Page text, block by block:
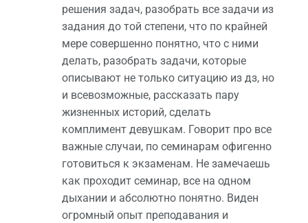
решения задач, разобрать все задачи из
задания до той степени, что по крайней
мере совершенно понятно, что с ними
делать, разобрать задачи, которые
описывают не только ситуацию из дз, но
и всевозможные, рассказать пару
жизненных историй, сделать
комплимент девушкам. Говорит про все
важные случаи, по семинарам офигенно
готовиться к экзаменам. Не замечаешь
как проходит семинар, все на одном
дыхании и абсолютно понятно. Виден
огромный опыт преподавания и